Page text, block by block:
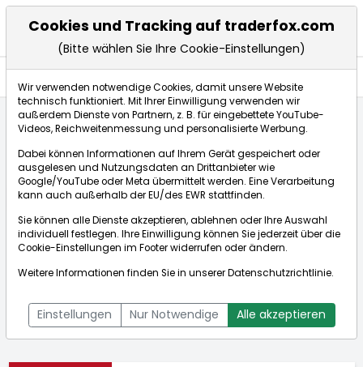
Börse:
US75513E1010]
Aktienkurse
Bid:191,400€Ask:191,750€
Cookies und Tracking auf traderfox.com
(Bitte wählen Sie Ihre Cookie-Einstellungen)
Wir verwenden notwendige Cookies, damit unsere Website
technisch funktioniert. Mit Ihrer Einwilligung verwenden wir
außerdem Dienste von Partnern, z. B. für eingebettete YouTube-
Videos, Reichweitenmessung und personalisierte Werbung.
Dabei können Informationen auf Ihrem Gerät gespeichert oder
ausgelesen und Nutzungsdaten an Drittanbieter wie
Google/YouTube oder Meta übermittelt werden. Eine Verarbeitung
kann auch außerhalb der EU/des EWR stattfinden.
Sie können alle Dienste akzeptieren, ablehnen oder Ihre Auswahl
individuell festlegen. Ihre Einwilligung können Sie jederzeit über die
Cookie-Einstellungen im Footer widerrufen oder ändern.
Weitere Informationen finden Sie in unsererDatenschutzrichtlinie.
Einstellungen Nur Notwendige Alle akzeptieren